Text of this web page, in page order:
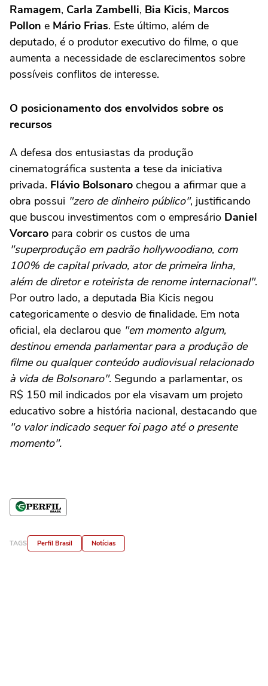
Ramagem, Carla Zambelli, Bia Kicis, Marcos
Pollon e Mário Frias. Este último, além de
deputado, é o produtor executivo do filme, o que
aumenta a necessidade de esclarecimentos sobre
possíveis conflitos de interesse.
O posicionamento dos envolvidos sobre os
recursos
A defesa dos entusiastas da produção
cinematográfica sustenta a tese da iniciativa
privada. Flávio Bolsonaro chegou a afirmar que a
obra possui "zero de dinheiro público", justificando
que buscou investimentos com o empresário Daniel
Vorcaro para cobrir os custos de uma
"superprodução em padrão hollywoodiano, com
100% de capital privado, ator de primeira linha,
além de diretor e roteirista de renome internacional".
Por outro lado, a deputada Bia Kicis negou
categoricamente o desvio de finalidade. Em nota
oficial, ela declarou que "em momento algum,
destinou emenda parlamentar para a produção de
filme ou qualquer conteúdo audiovisual relacionado
à vida de Bolsonaro". Segundo a parlamentar, os
R$ 150 mil indicados por ela visavam um projeto
educativo sobre a história nacional, destacando que
"o valor indicado sequer foi pago até o presente
momento".
TAGS Perfil Brasil Notícias